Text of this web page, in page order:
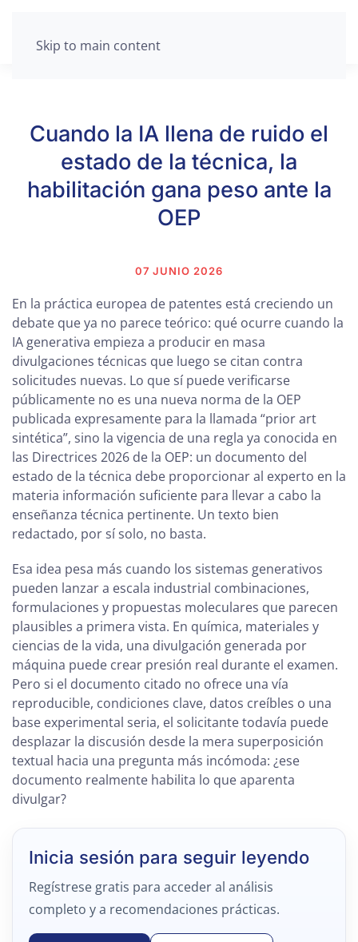
Skip to main content
Cuando la IA llena de ruido el
estado de la técnica, la
habilitación gana peso ante la
OEP
07 JUNIO 2026
En la práctica europea de patentes está creciendo un
debate que ya no parece teórico: qué ocurre cuando la
IA generativa empieza a producir en masa
divulgaciones técnicas que luego se citan contra
solicitudes nuevas. Lo que sí puede verificarse
públicamente no es una nueva norma de la OEP
publicada expresamente para la llamada “prior art
sintética”, sino la vigencia de una regla ya conocida en
las Directrices 2026 de la OEP: un documento del
estado de la técnica debe proporcionar al experto en la
materia información suficiente para llevar a cabo la
enseñanza técnica pertinente. Un texto bien
redactado, por sí solo, no basta.
Esa idea pesa más cuando los sistemas generativos
pueden lanzar a escala industrial combinaciones,
formulaciones y propuestas moleculares que parecen
plausibles a primera vista. En química, materiales y
ciencias de la vida, una divulgación generada por
máquina puede crear presión real durante el examen.
Pero si el documento citado no ofrece una vía
reproducible, condiciones clave, datos creíbles o una
base experimental seria, el solicitante todavía puede
desplazar la discusión desde la mera superposición
textual hacia una pregunta más incómoda: ¿ese
documento realmente habilita lo que aparenta
divulgar?
Inicia sesión para seguir leyendo
Regístrese gratis para acceder al análisis
completo y a recomendaciones prácticas.